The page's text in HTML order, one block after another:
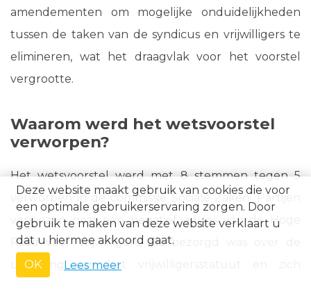
amendementen om mogelijke onduidelijkheden
tussen de taken van de syndicus en vrijwilligers te
elimineren, wat het draagvlak voor het voorstel
vergrootte.
Waarom werd het wetsvoorstel
verworpen?
Het wetsvoorstel werd met 8 stemmen tegen 5
verworpen in de commissie Sociale Zaken. Partijen
verwezen naar een negatief advies van de Hoge
Raad voor Vrijwilligers, die bezorgd was over de
uitholling van het vrijwilligersstatuut en zich
Deze website maakt gebruik van cookies die voor
een optimale gebruikerservaring zorgen. Door
gebruik te maken van deze website verklaart u
dat u hiermee akkoord gaat.
OK
Lees meer